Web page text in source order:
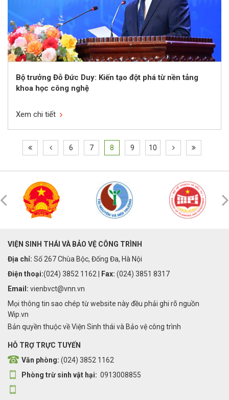
Bộ trưởng Đỗ Đức Duy: Kiến tạo đột phá từ nền tảng
khoa học công nghệ
Xem chi tiết
6 7 8 9 10
VIỆN SINH THÁI VÀ BẢO VỆ CÔNG TRÌNH
Địa chỉ: Số 267 Chùa Bộc, Đống Đa, Hà Nội
Điện thoại:(024) 3852 1162 | Fax: (024) 3851 8317
Email: vienbvct@vnn.vn
Mọi thông tin sao chép từ website này đều phải ghi rõ nguồn
Wip.vn
Bản quyền thuộc về Viện Sinh thái và Bảo vệ công trình
HỖ TRỢ TRỰC TUYẾN
Văn phòng: (024) 3852 1162
Phòng trừ sinh vật hại: 0913008855